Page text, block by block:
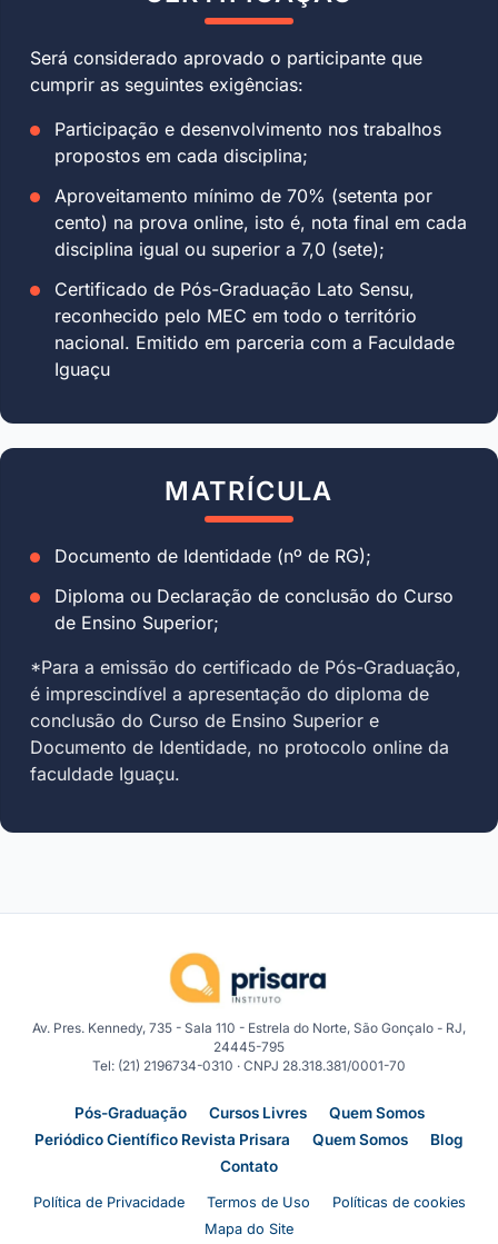
Será considerado aprovado o participante que
cumprir as seguintes exigências:
Participação e desenvolvimento nos trabalhos
propostos em cada disciplina;
Aproveitamento mínimo de 70% (setenta por
cento) na prova online, isto é, nota final em cada
disciplina igual ou superior a 7,0 (sete);
Certificado de Pós-Graduação Lato Sensu,
reconhecido pelo MEC em todo o território
nacional. Emitido em parceria com a Faculdade
Iguaçu
MATRÍCULA
Documento de Identidade (nº de RG);
Diploma ou Declaração de conclusão do Curso
de Ensino Superior;
*Para a emissão do certificado de Pós-Graduação,
é imprescindível a apresentação do diploma de
conclusão do Curso de Ensino Superior e
Documento de Identidade, no protocolo online da
faculdade Iguaçu.
Av. Pres. Kennedy, 735 - Sala 110 - Estrela do Norte, São Gonçalo - RJ,
24445-795
Tel: (21) 2196734-0310 · CNPJ 28.318.381/0001-70
Pós-Graduação Cursos Livres
Quem Somos
Periódico Científico Revista Prisara
Quem Somos
Blog
Contato
Política de Privacidade Termos de Uso
Políticas de cookies
Mapa do Site